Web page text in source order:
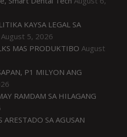
KAYSA LEGAL SA
August 5, 2026
MAS PRODUKTIBO August
P1 MILYON ANG
RAMDAM SA HILAGANG
SA AGUSAN